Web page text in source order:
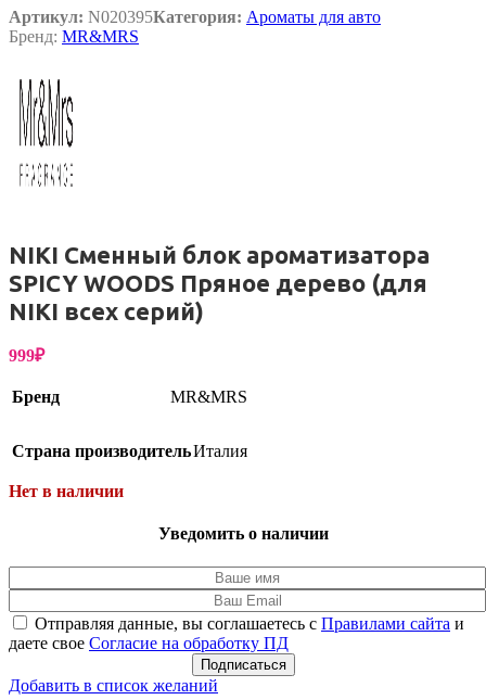
Артикул: N020395Категория: Ароматы для авто
Бренд: MR&MRS
NIKI Сменный блок ароматизатора
SPICY WOODS Пряное дерево (для
NIKI всех серий)
999₽
Бренд MR&MRS
Страна производительИталия
Нет в наличии
Уведомить о наличии
Отправляя данные, вы соглашаетесь с Правилами сайта и
даете свое Согласие на обработку ПД
Подписаться
Добавить в список желаний